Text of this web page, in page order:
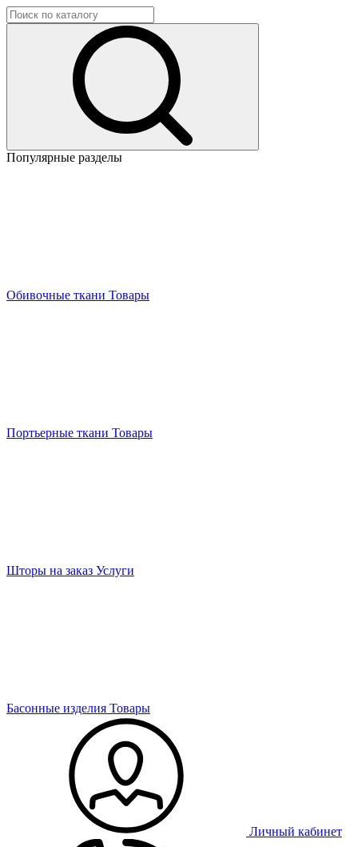
Популярные разделы
Обивочные ткани Товары
Портьерные ткани Товары
Шторы на заказ Услуги
Басонные изделия Товары
Личный кабинет